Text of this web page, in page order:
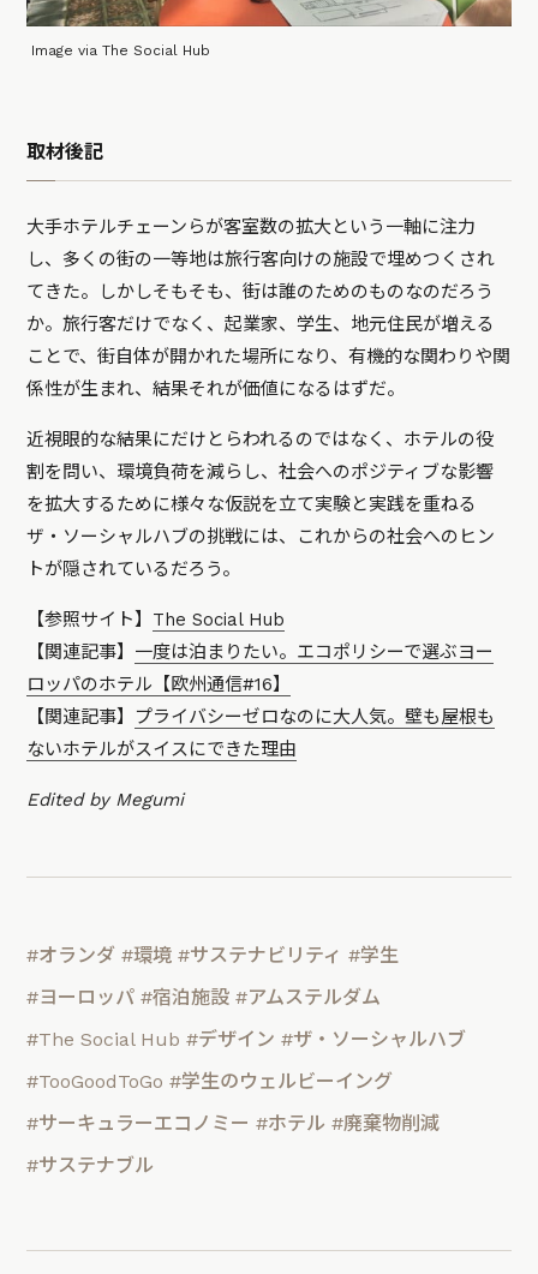
Image via The Social Hub
取材後記
大手ホテルチェーンらが客室数の拡大という一軸に注力
し、多くの街の一等地は旅行客向けの施設で埋めつくされ
てきた。しかしそもそも、街は誰のためのものなのだろう
か。旅行客だけでなく、起業家、学生、地元住民が増える
ことで、街自体が開かれた場所になり、有機的な関わりや関
係性が生まれ、結果それが価値になるはずだ。
近視眼的な結果にだけとらわれるのではなく、ホテルの役
割を問い、環境負荷を減らし、社会へのポジティブな影響
を拡大するために様々な仮説を立て実験と実践を重ねる
ザ・ソーシャルハブの挑戦には、これからの社会へのヒン
トが隠されているだろう。
【参照サイト】 The Social Hub
【関連記事】 一度は泊まりたい。エコポリシーで選ぶヨー
ロッパのホテル【欧州通信#16】
【関連記事】 プライバシーゼロなのに大人気。壁も屋根も
ないホテルがスイスにできた理由
Edited by Megumi
#オランダ #環境 #サステナビリティ #学生
#ヨーロッパ #宿泊施設 #アムステルダム
#The Social Hub #デザイン #ザ・ソーシャルハブ
#TooGoodToGo #学生のウェルビーイング
#サーキュラーエコノミー #ホテル #廃棄物削減
#サステナブル